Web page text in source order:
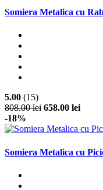
Somiera Metalica cu
5.00 (15)
808.00 lei 658.00 lei
-18%
Somiera Metalica cu